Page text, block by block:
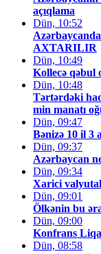
açıqlama
Dün, 10:52
AXTARILIR
Dün, 10:49
Kollecə qəbul
Dün, 10:48
Tərtərdəki
min manatı
Dün, 09:47
Bənizə 10 il 3
Dün, 09:37
Azərbaycan
Dün, 09:34
Xarici
Dün, 09:01
Ölkənin bu
Dün, 09:00
Konfrans
Dün, 08:58